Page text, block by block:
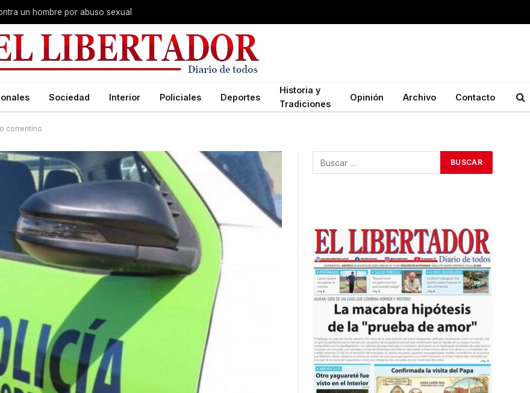
un hombre por abuso sexual
Sociedad Interior Policiales Deportes
Historia y
Tradiciones
Opinión Archivo Contacto
correntino